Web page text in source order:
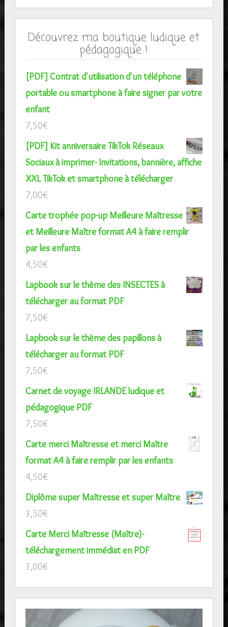
Découvrez ma boutique ludique et
pédagogique !
[PDF] Contrat d'utilisation d'un téléphone
portable ou smartphone à faire signer par votre
enfant
7,50€
[PDF] Kit anniversaire TikTok Réseaux
Sociaux à imprimer- Invitations, bannière, affiche
XXL TikTok et smartphone à télécharger
7,00€
Carte trophée pop-up Meilleure Maîtresse
et Meilleure Maître format A4 à faire remplir
par les enfants
4,50€
Lapbook sur le thème des INSECTES à
télécharger au format PDF
7,50€
Lapbook sur le thème des papillons à
télécharger au format PDF
7,50€
Carnet de voyage IRLANDE ludique et
pédagogique PDF
7,50€
Carte merci Maîtresse et merci Maître
format A4 à faire remplir par les enfants
4,50€
Diplôme super Maîtresse et super Maître
3,50€
Carte Merci Maîtresse (Maître)-
téléchargement immédiat en PDF
3,00€